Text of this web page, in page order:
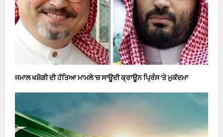
ਜਮਾਲ ਖਸ਼ੋਗੀ ਦੀ ਹੱਤਿਆ ਮਾਮਲੇ ‘ਚ ਸਾਊਦੀ ਕ੍ਰਾਊਨ ਪ੍ਰਿੰਸ ‘ਤੇ ਮੁਕੱਦਮਾ